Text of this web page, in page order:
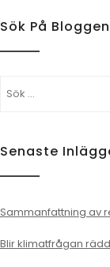
Sök På Bloggen
Sök
Senaste
Sammanfattning av
Blir klimatfrågan